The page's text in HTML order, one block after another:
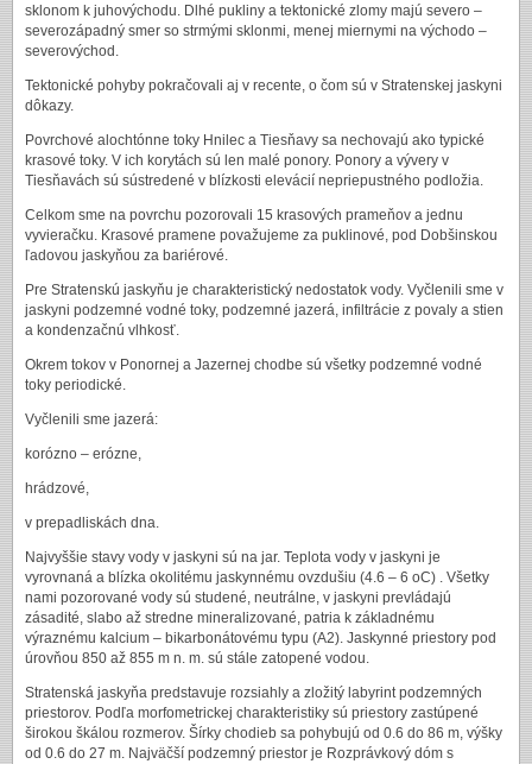
sklonom k juhovýchodu. Dlhé pukliny a tektonické zlomy majú severo –
severozápadný smer so strmými sklonmi, menej miernymi na východo –
severovýchod.
Tektonické pohyby pokračovali aj v recente, o čom sú v Stratenskej jaskyni
dôkazy.
Povrchové alochtónne toky Hnilec a Tiesňavy sa nechovajú ako typické
krasové toky. V ich korytách sú len malé ponory. Ponory a vývery v
Tiesňavách sú sústredené v blízkosti elevácií nepriepustného podložia.
Celkom sme na povrchu pozorovali 15 krasových prameňov a jednu
vyvieračku. Krasové pramene považujeme za puklinové, pod Dobšinskou
ľadovou jaskyňou za bariérové.
Pre Stratenskú jaskyňu je charakteristický nedostatok vody. Vyčlenili sme v
jaskyni podzemné vodné toky, podzemné jazerá, infiltrácie z povaly a stien
a kondenzačnú vlhkosť.
Okrem tokov v Ponornej a Jazernej chodbe sú všetky podzemné vodné
toky periodické.
Vyčlenili sme jazerá:
korózno – erózne,
hrádzové,
v prepadliskách dna.
Najvyššie stavy vody v jaskyni sú na jar. Teplota vody v jaskyni je
vyrovnaná a blízka okolitému jaskynnému ovzdušiu (4.6 – 6 oC) . Všetky
nami pozorované vody sú studené, neutrálne, v jaskyni prevládajú
zásadité, slabo až stredne mineralizované, patria k základnému
výraznému kalcium – bikarbonátovému typu (A2). Jaskynné priestory pod
úrovňou 850 až 855 m n. m. sú stále zatopené vodou.
Stratenská jaskyňa predstavuje rozsiahly a zložitý labyrint podzemných
priestorov. Podľa morfometrickej charakteristiky sú priestory zastúpené
širokou škálou rozmerov. Šírky chodieb sa pohybujú od 0.6 do 86 m, výšky
od 0.6 do 27 m. Najväčší podzemný priestor je Rozprávkový dóm s